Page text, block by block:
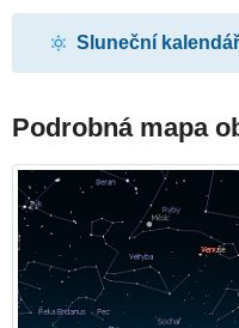
Sluneční kalendář
Podrobná mapa